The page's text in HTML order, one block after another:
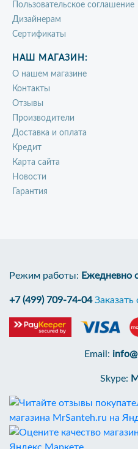
Пользовательское соглашение
Дизайнерам
Сертификаты
НАШ МАГАЗИН:
О нашем магазине
Контакты
Отзывы
Производители
Доставка и оплата
Кредит
Карта сайта
Новости
Гарантия
Режим работы: Ежедневно
+7 (499) 709-74-04
Email:
Skype: